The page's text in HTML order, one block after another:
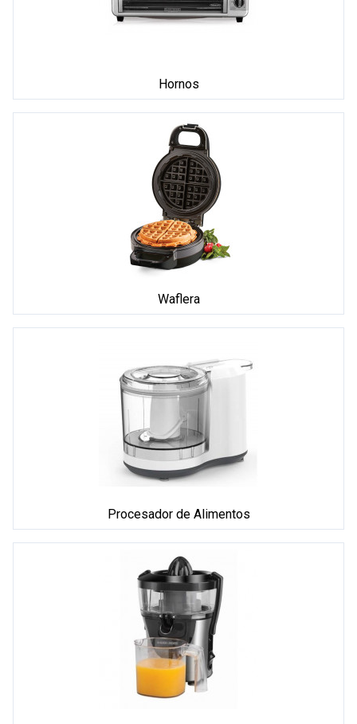
Hornos
Waflera
Procesador de Alimentos